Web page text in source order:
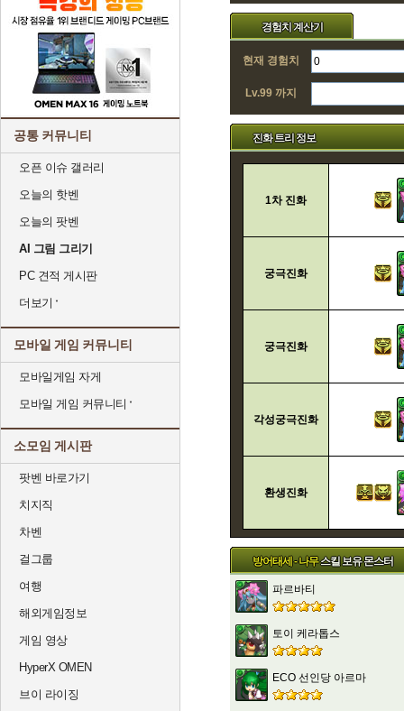
공통 커뮤니티
오픈 이슈 갤러리
오늘의 핫벤
오늘의 팟벤
AI 그림 그리기
PC 견적 게시판
더보기
모바일 게임 커뮤니티
모바일게임 자게
모바일 게임 커뮤니티
소모임 게시판
팟벤 바로가기
치지직
차벤
걸그룹
여행
해외게임정보
게임 영상
HyperX OMEN
브이 라이징
경험치 계산기
현재 경험치
Lv.99 까지
진화 트리 정보
1차 진화
궁극진화
궁극진화
각성궁극진화
환생진화
방어태세 - 나무스킬 보유 몬스터
파르바티
토이 케라톱스
ECO 선인당 아르마